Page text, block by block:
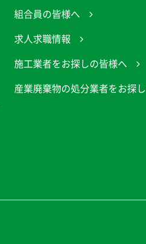
組合員の皆様へ
求人求職情報
施工業者をお探しの皆様へ
産業廃棄物の処分業者をお探